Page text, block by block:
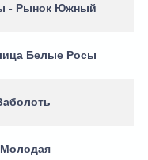
- Рынок Южный
Белые Росы